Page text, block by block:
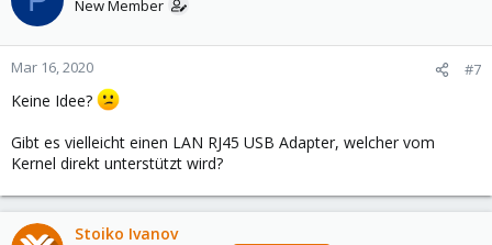
New Member
Mar 16, 2020 #7
Keine Idee?
Gibt es vielleicht einen LAN RJ45 USB Adapter, welcher vom
Kernel direkt unterstützt wird?
Stoiko Ivanov